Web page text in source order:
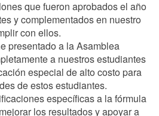
que fueron aprobados el año
y complementados en nuestro
con ellos.
presentado a la Asamblea
a nuestros estudiantes
especial de alto costo para
de estos estudiantes.
específicas a la fórmula
los resultados y apoyar a